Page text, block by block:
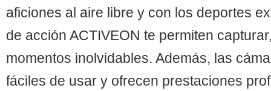
aficiones al aire libre y con los deportes
de acción ACTIVEON te permiten
momentos inolvidables. Además, las
fáciles de usar y ofrecen prestaciones